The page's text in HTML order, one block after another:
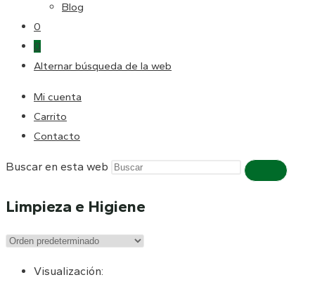
Blog
0
0
Alternar búsqueda de la web
Mi cuenta
Carrito
Contacto
Buscar en esta web
Limpieza e Higiene
Visualización: